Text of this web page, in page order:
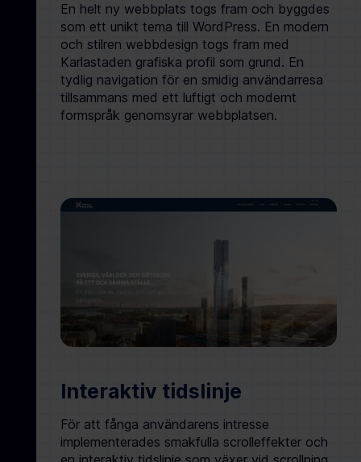
En helt ny webbplats togs fram och byggdes
som ett unikt tema till WordPress. En modern
och stilren webbdesign togs fram med
Karlastaden grafiska profil som grund. En
tydlig navigation för en smidig användarresa
tillsammans med ett luftigt och modernt
formspråk genomsyrar webbplatsen.
Interaktiv tidslinje
För att fånga användarens intresse
implementerades smakfulla scrolleffekter och